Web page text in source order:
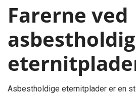
Farerne ved
Asbestholdige eternitplader er en